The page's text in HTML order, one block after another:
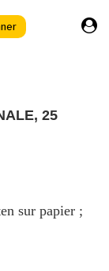
25
sur papier ;